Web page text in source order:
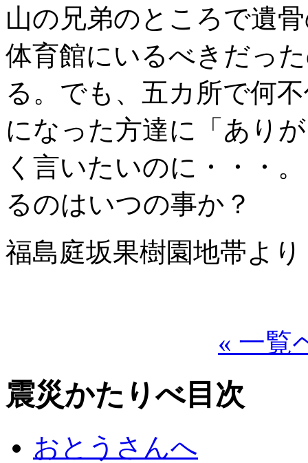
山の兄弟のところで遺
体育館にいるべきだっ
る。でも、五カ所で何
になった方達に「あり
く言いたいのに・・・
るのはいつの事か？
福島庭坂果樹園地帯より
« 一覧
震災かたりべ目次
おとうさんへ